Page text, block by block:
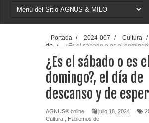
Portada / 2024-007 / Cultura /
de
/
¿Es el sábado o es el
descanso y de esperanza
¿Es el sábado o es el
domingo?, el día de
descanso y de
AGNUS® online julio 18, 2024
Cultura
Hablemos de